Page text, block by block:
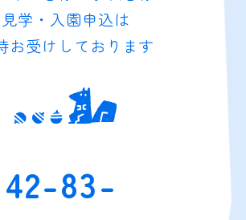
見学・入園申込は
お受けしております
83-